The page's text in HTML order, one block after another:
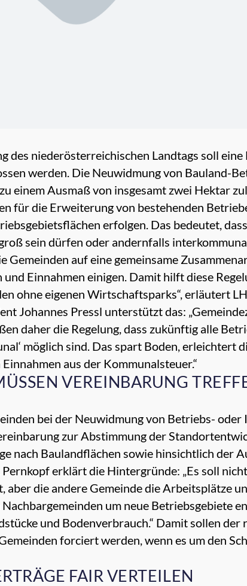
des niederösterreichischen Landtags soll
werden. Die Neuwidmung von Bauland-
einem Ausmaß von insgesamt zwei Hektar
für die Erweiterung von bestehenden
erfolgen. Das bedeutet,
sein dürfen oder andernfalls
Gemeinden auf eine gemeinsame
Einnahmen einigen. Damit hilft diese
ohne eigenen Wirtschaftsparks“, erläutert
Johannes Pressl unterstützt das:
daher die Regelung, dass zukünftig alle
möglich sind. Das spart Boden, erleichtert
aus der Kommunalsteuer.“
VEREINBARUNG
bei der Neuwidmung von Betriebs-
zur Abstimmung der
nach Baulandflächen sowie hinsichtlich der
Pernkopf erklärt die Hintergründe: „Es soll
aber die andere Gemeinde die Arbeitsplätze
um neue Betriebsgebiete
und Bodenverbrauch.“ Damit sollen der
forciert werden, wenn es um den
FAIR VERTEILEN